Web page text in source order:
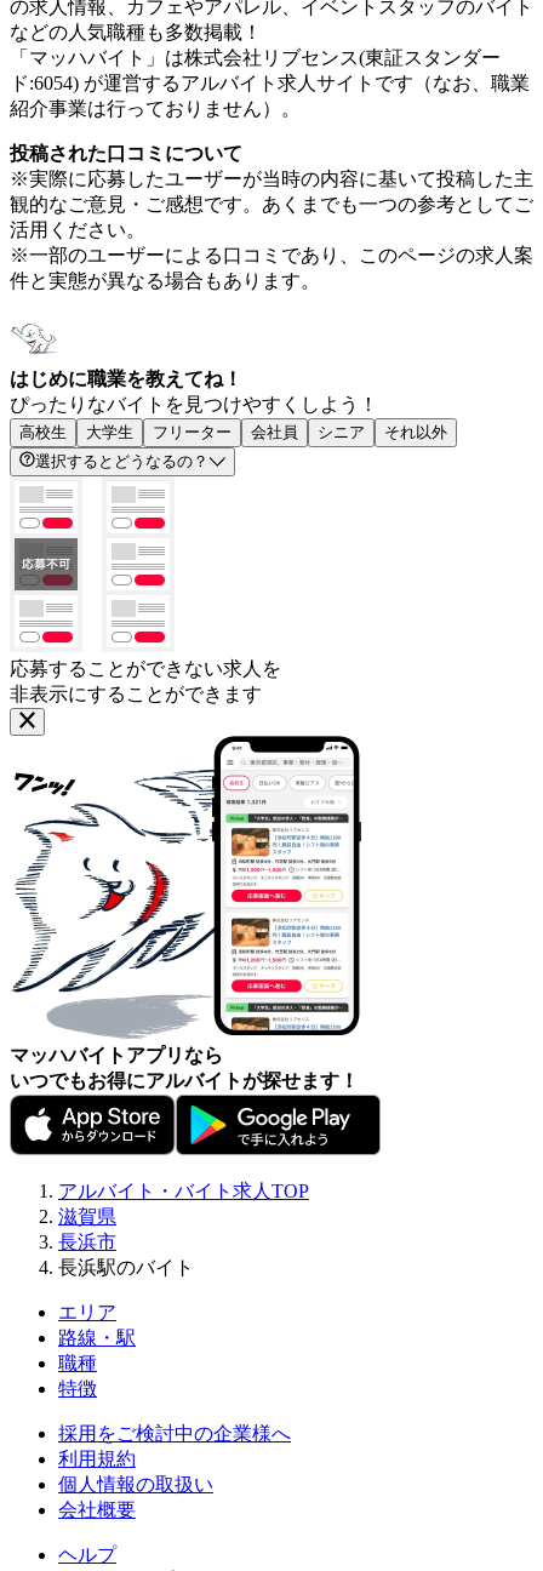
の求人情報、カフェやアパレル、イベントスタッフのバイト
などの人気職種も多数掲載！
「マッハバイト」は株式会社リブセンス(東証スタンダー
ド:6054) が運営するアルバイト求人サイトです（なお、職業
紹介事業は行っておりません）。
投稿された口コミについて
※実際に応募したユーザーが当時の内容に基いて投稿した主
観的なご意見・ご感想です。あくまでも一つの参考としてご
活用ください。
※一部のユーザーによる口コミであり、このページの求人案
件と実態が異なる場合もあります。
はじめに職業を教えてね！
ぴったりなバイトを見つけやすくしよう！
高校生 大学生 フリーター 会社員 シニア
それ以外
選択するとどうなるの？
応募することができない求人を
非表示にすることができます
マッハバイトアプリなら
いつでもお得にアルバイトが探せます！
アルバイト・バイト求人TOP
滋賀県
長浜市
長浜駅のバイト
エリア
路線・駅
職種
特徴
採用をご検討中の企業様へ
利用規約
個人情報の取扱い
会社概要
ヘルプ